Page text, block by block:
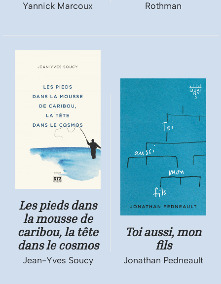
Yannick Marcoux
Rothman
Les pieds dans
la mousse de
caribou, la tête
dans le cosmos
Jean-Yves Soucy
Toi aussi, mon
fils
Jonathan Pedneault